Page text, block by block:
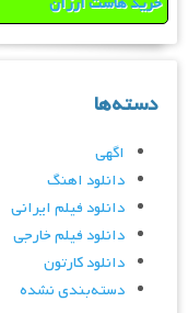
دسته‌ها
اگهی
دانلود اهنگ
دانلود فیلم ایرانی
دانلود فیلم خارجی
دانلود کارتون
دسته‌بندی نشده